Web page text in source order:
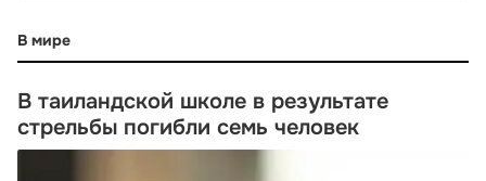
В мире
В таиландской школе в результате
стрельбы погибли семь человек